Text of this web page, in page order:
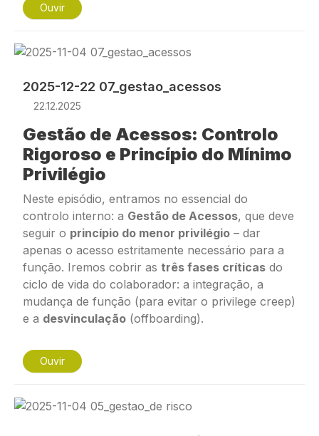
Ouvir
Imagem
2025-12-22 07_gestao_acessos
22.12.2025
Gestão de Acessos: Controlo
Rigoroso e Princípio do Mínimo
Privilégio
Neste episódio, entramos no essencial do
controlo interno: a Gestão de Acessos, que deve
seguir o princípio do menor privilégio – dar
apenas o acesso estritamente necessário para a
função. Iremos cobrir as três fases críticas do
ciclo de vida do colaborador: a integração, a
mudança de função (para evitar o privilege creep)
e a desvinculação (offboarding).
Ouvir
Imagem